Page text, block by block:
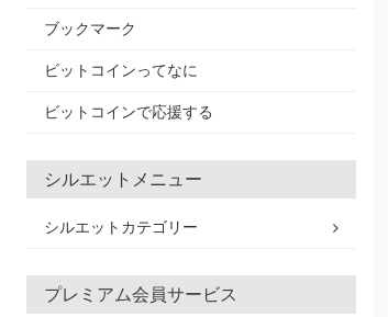
ブックマーク
ビットコインってなに
ビットコインで応援する
シルエットメニュー
シルエットカテゴリー
プレミアム会員サービス